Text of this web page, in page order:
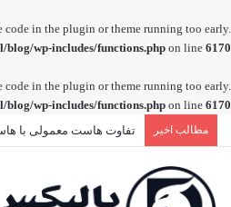
in the plugin or theme running too early.
wp-includes/functions.php on line 6170
in the plugin or theme running too early.
wp-includes/functions.php on line 6170
مطالب اخیر تفاوت هاست معمولی با